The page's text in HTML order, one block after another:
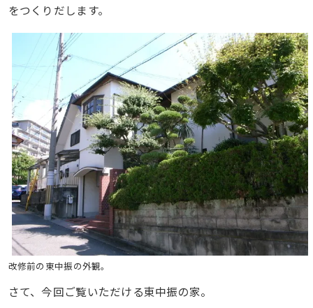
をつくりだします。
改修前の東中振の外観。
さて、今回ご覧いただける東中振の家。